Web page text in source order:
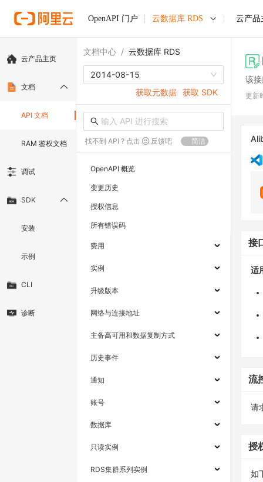
OpenAPI 门户 云数据库 RDS 云产品
云产品主页
文档
API 文档
RAM 鉴权文档
调试
SDK
安装
示例
CLI
诊断
文档中心 / 云数据库 RDS
2014-08-15
获取元数据 获取 SDK
找不到 API ? 点击 反馈吧 简洁
OpenAPI 概览
变更历史
授权信息
所有错误码
费用
实例
升级版本
网络与连接地址
主备高可用和数据复制方式
历史事件
通知
账号
数据库
只读实例
RDS集群系列实例
该
更新
接
适
流
请
授
如